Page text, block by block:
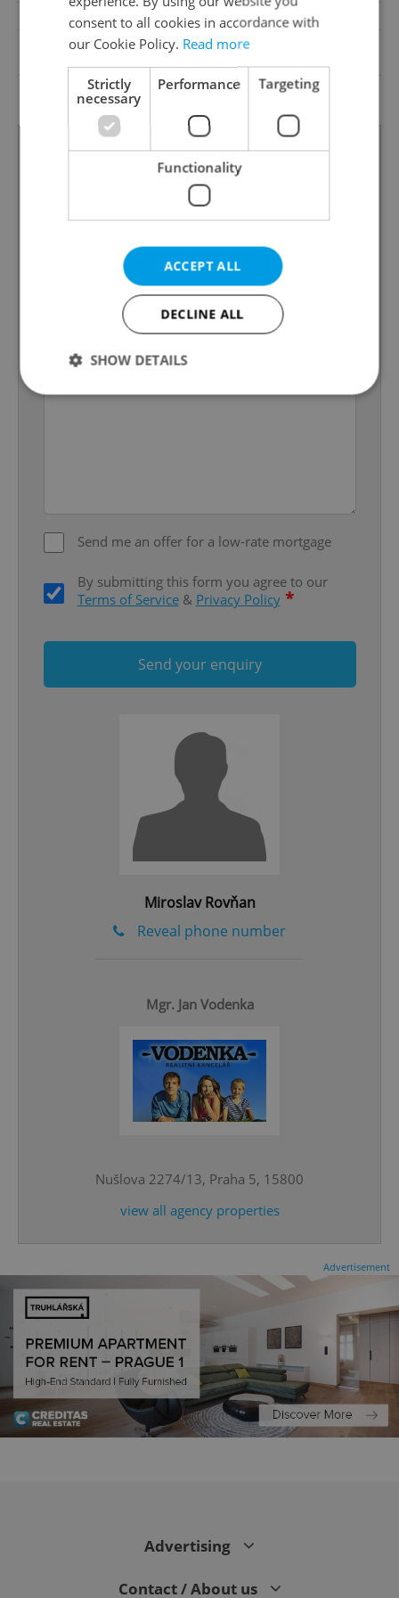
Barrier-free access
No
Energy Rating
G - Exceptionally
uneconomical
No. 264/2020 Coll.
Send me an offer for a low-rate mortgage
By submitting this form you agree to our
Terms of Service& Privacy Policy *
Send your enquiry
Miroslav Rovňan
Reveal phone number
Mgr. Jan Vodenka
Nušlova 2274/13, Praha 5, 15800
view all agency properties
Advertisement
Advertising
Contact / About us
consent to all cookies in accordance with
our Cookie Policy. Read more
Strictly
necessary
Performance Targeting
Functionality
ACCEPT ALL
DECLINE ALL
SHOW DETAILS
missing_agency_profile_modal_displayed .expats.cz
add_logo_profile_modal_displayed
^qs_[0-9]+$
^eps_[0-9]+$ .expats.cz